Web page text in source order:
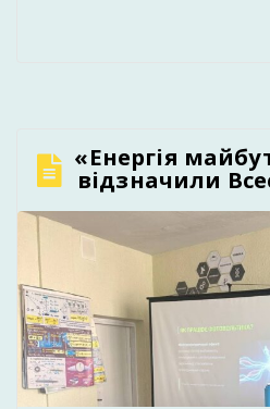
бухгалтерських даних».
процесі навчання.
виконали кваліфікаційні
підтвердивши готовність
професійної діяльності у
технологій та […]
«Енергія
відзначили
відновлюваної